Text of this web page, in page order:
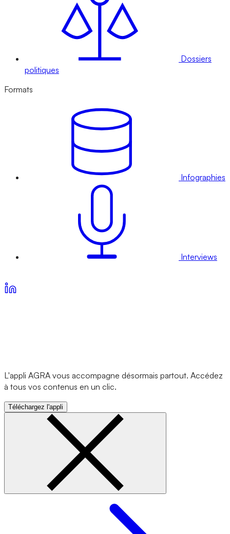
Dossiers
politiques
Formats
Infographies
Interviews
L'appli AGRA vous accompagne désormais partout. Accédez
à tous vos contenus en un clic.
Téléchargez l'appli